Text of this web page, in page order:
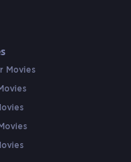
Movies